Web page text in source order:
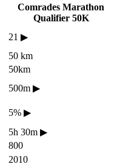
Comrades Marathon
Qualifier 50K
21 ▶
50 km
50km
500m ▶
5% ▶
5h 30m ▶
800
2010